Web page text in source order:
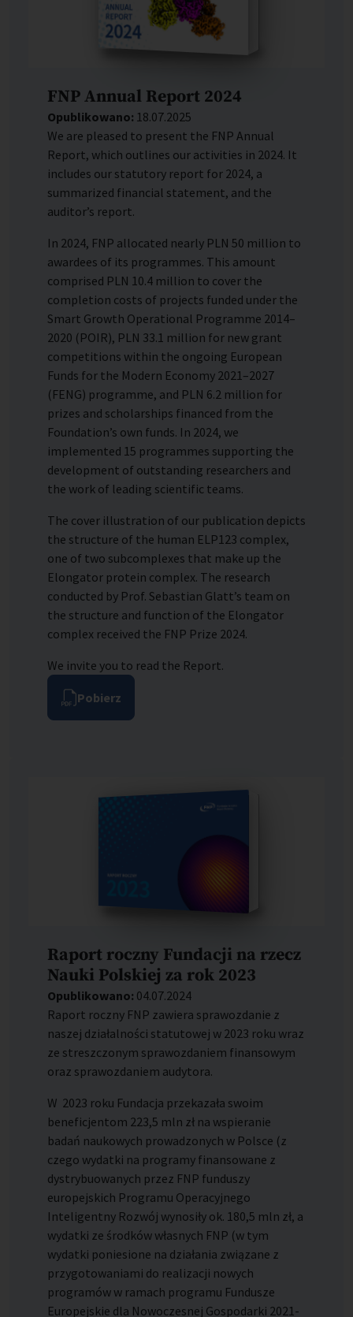
FNP Annual Report 2024
Opublikowano: 18.07.2025
We are pleased to present the FNP Annual
Report, which outlines our activities in 2024. It
includes our statutory report for 2024, a
summarized financial statement, and the
auditor’s report.
In 2024, FNP allocated nearly PLN 50 million to
awardees of its programmes. This amount
comprised PLN 10.4 million to cover the
completion costs of projects funded under the
Smart Growth Operational Programme 2014–
2020 (POIR), PLN 33.1 million for new grant
competitions within the ongoing European
Funds for the Modern Economy 2021–2027
(FENG) programme, and PLN 6.2 million for
prizes and scholarships financed from the
Foundation’s own funds. In 2024, we
implemented 15 programmes supporting the
development of outstanding researchers and
the work of leading scientific teams.
The cover illustration of our publication depicts
the structure of the human ELP123 complex,
one of two subcomplexes that make up the
Elongator protein complex. The research
conducted by Prof. Sebastian Glatt’s team on
the structure and function of the Elongator
complex received the FNP Prize 2024.
We invite you to read the Report.
Pobierz
Raport roczny Fundacji na rzecz
Nauki Polskiej za rok 2023
Opublikowano: 04.07.2024
Raport roczny FNP zawiera sprawozdanie z
naszej działalności statutowej w 2023 roku wraz
ze streszczonym sprawozdaniem finansowym
oraz sprawozdaniem audytora.
W 2023 roku Fundacja przekazała swoim
beneficjentom 223,5 mln zł na wspieranie
badań naukowych prowadzonych w Polsce (z
czego wydatki na programy finansowane z
dystrybuowanych przez FNP funduszy
europejskich Programu Operacyjnego
Inteligentny Rozwój wynosiły ok. 180,5 mln zł, a
wydatki ze środków własnych FNP (w tym
wydatki poniesione na działania związane z
przygotowaniami do realizacji nowych
programów w ramach programu Fundusze
Europejskie dla Nowoczesnej Gospodarki 2021-